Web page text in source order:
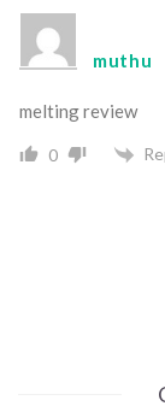
muthu
melting review
0